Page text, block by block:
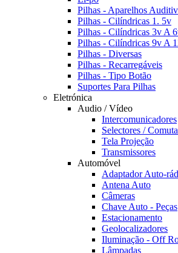
Pilhas - Aparelhos
Pilhas - Cilíndricas 1. 5v
Pilhas - Cilíndricas 3v A
Pilhas - Cilíndricas 9v A
Pilhas - Diversas
Pilhas - Recarregáveis
Pilhas - Tipo Botão
Suportes Para Pilhas
Eletrónica
Audio / Vídeo
Intercomunicadores
Selectores /
Tela Projeção
Transmissores
Automóvel
Adaptador Auto-
Antena Auto
Câmeras
Chave Auto - Peças
Estacionamento
Geolocalizadores
Iluminação - Off
Lâmpadas